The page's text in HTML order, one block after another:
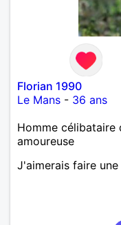
Florian 1990
Le Mans - 36 ans
Homme célibataire
amoureuse
J'aimerais faire